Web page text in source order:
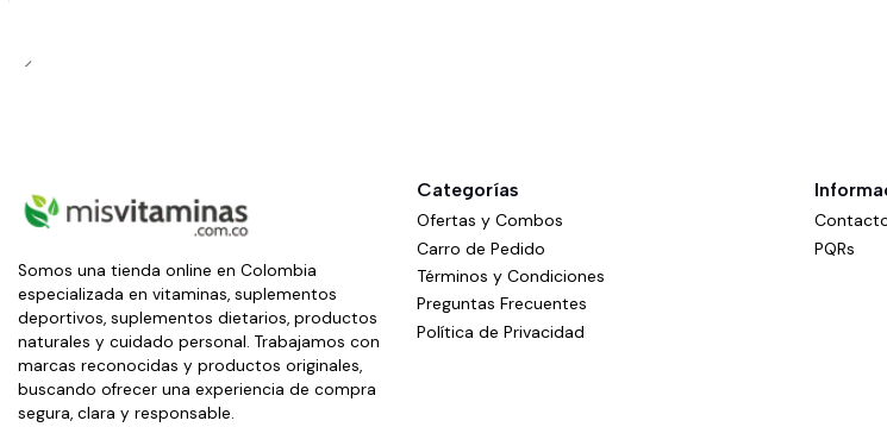
Somos una tienda online en Colombia
especializada en vitaminas, suplementos
deportivos, suplementos dietarios, productos
naturales y cuidado personal. Trabajamos con
marcas reconocidas y productos originales,
buscando ofrecer una experiencia de compra
segura, clara y responsable.
Categorías
Ofertas y Combos
Carro de Pedido
Términos y Condiciones
Preguntas Frecuentes
Política de Privacidad
PQRs